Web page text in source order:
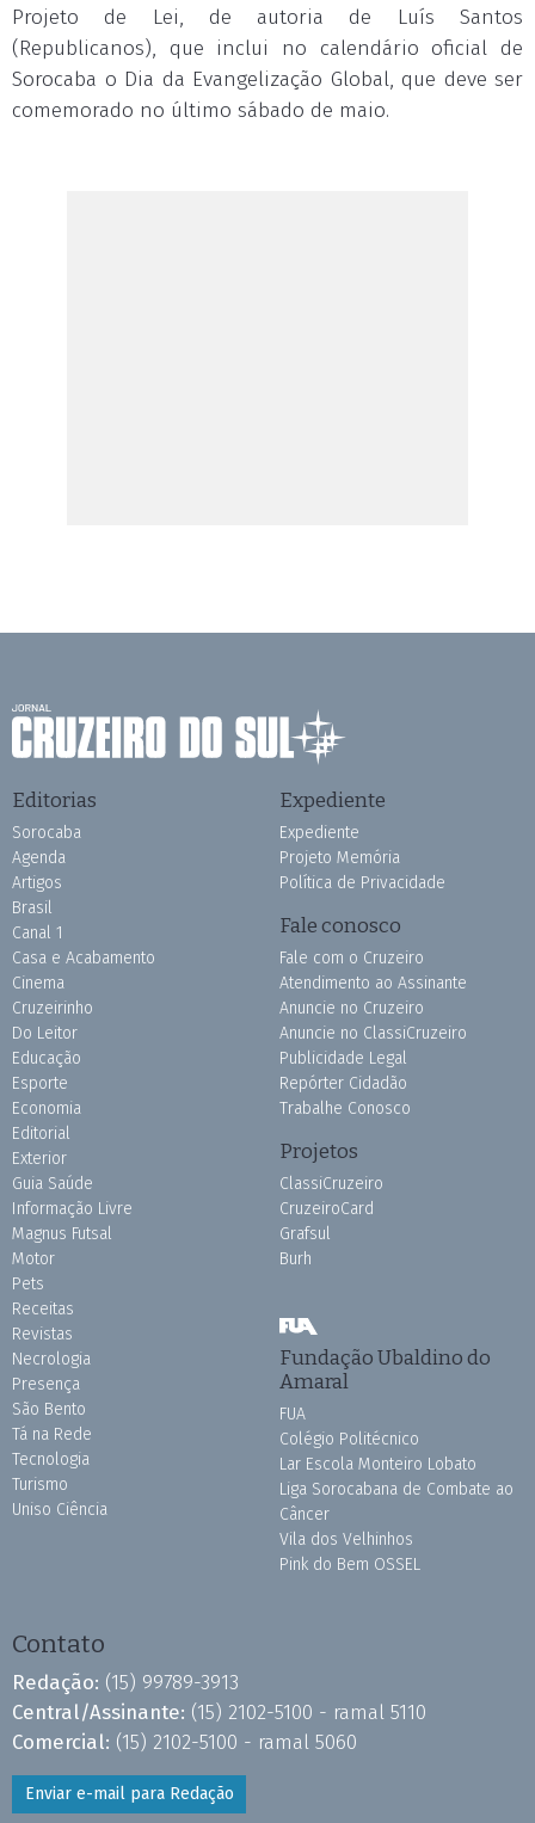
Projeto de Lei, de autoria de Luís Santos
(Republicanos), que inclui no calendário oficial de
Sorocaba o Dia da Evangelização Global, que deve ser
comemorado no último sábado de maio.
Editorias
Sorocaba
Agenda
Artigos
Brasil
Canal 1
Casa e Acabamento
Cinema
Cruzeirinho
Do Leitor
Educação
Esporte
Economia
Editorial
Exterior
Guia Saúde
Informação Livre
Magnus Futsal
Motor
Pets
Receitas
Revistas
Necrologia
Presença
São Bento
Tá na Rede
Tecnologia
Turismo
Uniso Ciência
Expediente
Expediente
Projeto Memória
Política de Privacidade
Fale conosco
Fale com o Cruzeiro
Atendimento ao Assinante
Anuncie no Cruzeiro
Anuncie no ClassiCruzeiro
Publicidade Legal
Repórter Cidadão
Trabalhe Conosco
Projetos
ClassiCruzeiro
CruzeiroCard
Grafsul
Burh
Fundação Ubaldino do
Amaral
FUA
Colégio Politécnico
Lar Escola Monteiro Lobato
Liga Sorocabana de Combate ao
Câncer
Vila dos Velhinhos
Pink do Bem OSSEL
Contato
Redação: (15) 99789-3913
Central/Assinante: (15) 2102-5100 - ramal 5110
Comercial: (15) 2102-5100 - ramal 5060
Enviar e-mail para Redação